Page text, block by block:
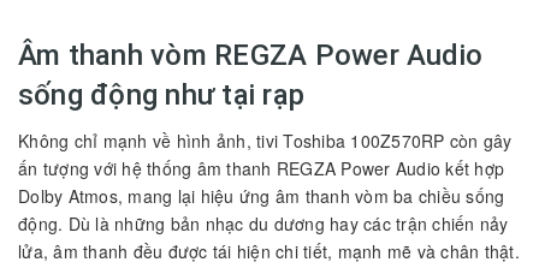
Âm thanh vòm REGZA Power Audio
sống động như tại rạp
Không chỉ mạnh về hình ảnh, tivi Toshiba 100Z570RP còn gây
ấn tượng với hệ thống âm thanh REGZA Power Audio kết hợp
Dolby Atmos, mang lại hiệu ứng âm thanh vòm ba chiều sống
động. Dù là những bản nhạc du dương hay các trận chiến nảy
lửa, âm thanh đều được tái hiện chi tiết, mạnh mẽ và chân thật.